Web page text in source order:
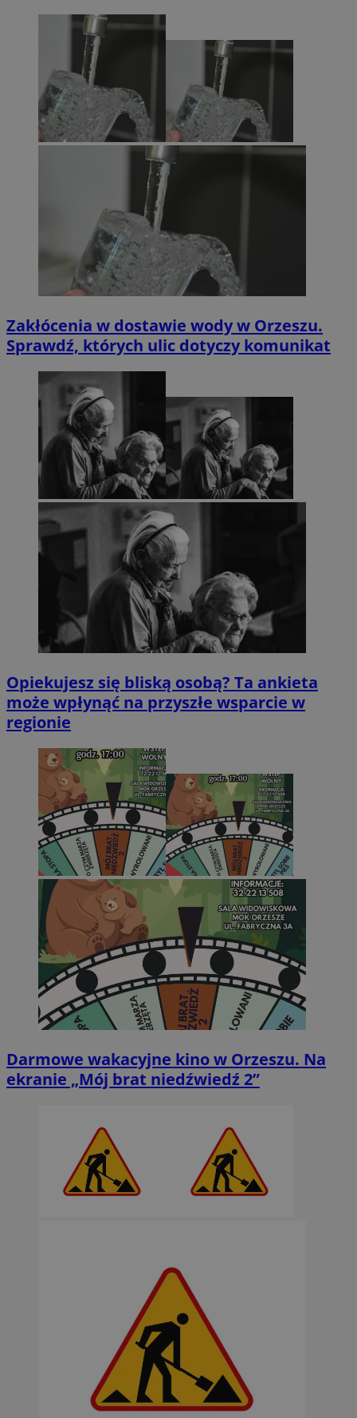
Zakłócenia w dostawie wody w Orzeszu.
Sprawdź, których ulic dotyczy komunikat
Opiekujesz się bliską osobą? Ta ankieta
może wpłynąć na przyszłe wsparcie w
regionie
Darmowe wakacyjne kino w Orzeszu. Na
ekranie „Mój brat niedźwiedź 2”